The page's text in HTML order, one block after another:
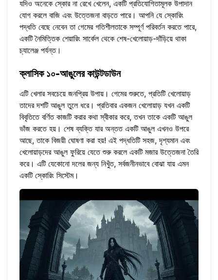
যদিও অনেকে স্কোর না রেখে খেলেন, একটি প্রতিযোগিতামূলক উপাদান
যোগ করলে বাজি এবং উত্তেজনা বাড়তে পারে। আপনি যে স্কোরিং
পদ্ধতি বেছে নেবেন তা গেমের গতিশীলতাকে সম্পূর্ণ পরিবর্তন করতে পারে,
একটি নৈমিত্তিক শেয়ারিং সার্কেল থেকে শেষ-খেলোয়াড়-দাঁড়িয়ে থাকা
চ্যালেঞ্জ পর্যন্ত।
ক্লাসিক ১০-আঙুলের কাউন্টডাউন
এটি খেলার সবচেয়ে জনপ্রিয় উপায়। গেমের শুরুতে, প্রতিটি খেলোয়াড়
তাদের দশটি আঙুল তুলে ধরে। প্রতিবার একজন খেলোয়াড় যখন একটি
বিবৃতিতে বর্ণিত কাজটি করার কথা স্বীকার করে, তখন তাকে একটি আঙুল
ভাঁজ করতে হয়। শেষ ব্যক্তি যার অন্তত একটি আঙুল এখনও উপরে
আছে, তাকে বিজয়ী ঘোষণা করা হয়! এই পদ্ধতিটি সহজ, দৃশ্যমান এবং
খেলোয়াড়দের আঙুল ফুরিয়ে যেতে শুরু করলে একটি মজার উত্তেজনা তৈরি
করে। এটি যেকোনো দলের জন্য নিখুঁত, সর্বজনীনভাবে বোঝা যায় এমন
একটি স্কোরিং সিস্টেম।